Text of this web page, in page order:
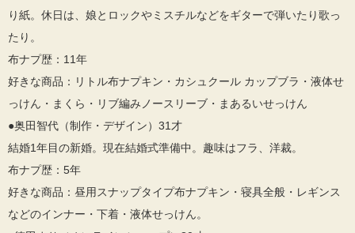
り紙。休日は、娘とロックやミスチルなどをギターで弾いたり歌っ
たり。
布ナプ歴：11年
好きな商品：リトル布ナプキン・カシュクール カップブラ・液体せ
っけん・まくら・リブ編みノースリーブ・まあるいせっけん
●奥田智代（制作・デザイン）31才
結婚1年目の新婚。現在結婚式準備中。趣味はフラ、洋裁。
布ナプ歴：5年
好きな商品：昼用スナップタイプ布ナプキン・寝具全般・レギンス
などのインナー・下着・液体せっけん。